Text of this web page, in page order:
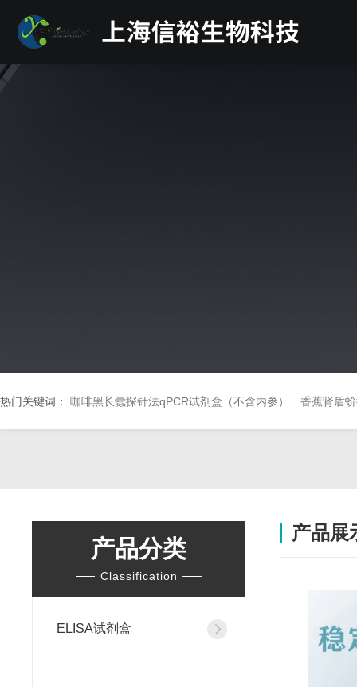
热门关键词： 咖啡黑长蠹探针法qPCR试剂盒（不含内参） 香蕉肾盾
产品分类
Classification
ELISA试剂盒
产品展